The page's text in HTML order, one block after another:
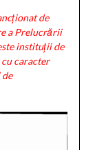
de
a Prelucrării
instituții de
caracter